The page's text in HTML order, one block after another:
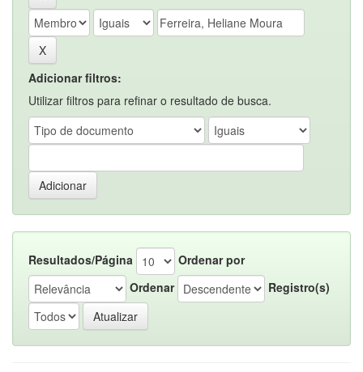
Adicionar filtros:
Utilizar filtros para refinar o resultado de busca.
Resultados/Página
Ordenar por
Ordenar
Registro(s)